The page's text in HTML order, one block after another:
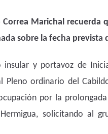
Correa Marichal recuerda
sobre la fecha
insular y portavoz de
Pleno ordinario del
por la
solicitando al